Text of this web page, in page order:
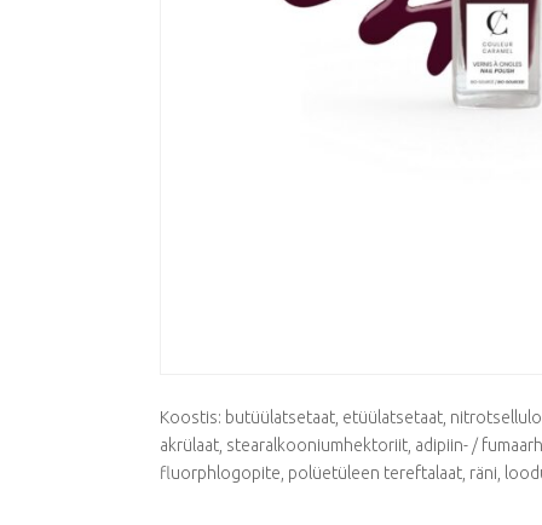
Koostis: butüülatsetaat, etüülatsetaat,
akrülaat, stearalkooniumhektoriit, adipiin- /
fluorphlogopite, polüetüleen tereftalaat, räni,